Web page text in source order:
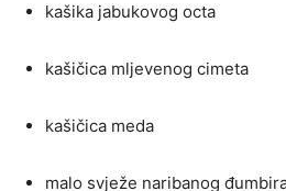
kašika jabukovog octa
kašičica mljevenog cimeta
kašičica meda
malo svježe naribanog